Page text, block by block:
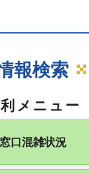
報検索
メニュー
窓口混雑状況